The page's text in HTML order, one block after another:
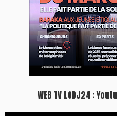
WEB TV LODJ24 :